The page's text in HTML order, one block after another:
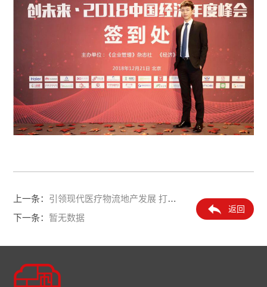
上一条： 引领现代医疗物流地产发展 打造百亿级海盐基地产业园
下一条： 暂无数据
返回